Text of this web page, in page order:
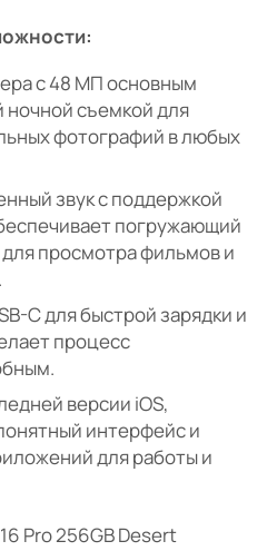
с 48 МП основным
съемкой для
фотографий в любых
звук с поддержкой
погружающий
просмотра фильмов и
C для быстрой зарядки и
процесс
версии iOS,
интерфейс и
для работы и
Pro 256GB Desert